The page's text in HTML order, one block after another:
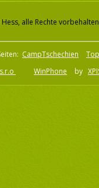
alle Rechte vorbehalten
CampTschechien
WinPhone by